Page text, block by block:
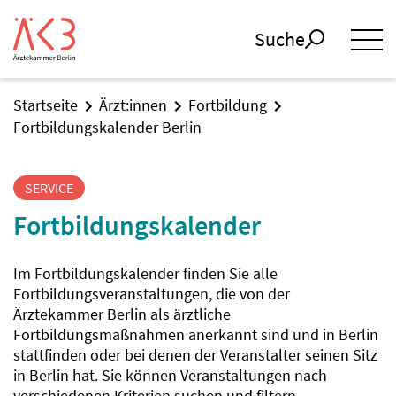
Suche
Startseite Ärzt:innen
Fortbildung
Fortbildungskalender Berlin
SERVICE
Fortbildungskalender
Im Fortbildungskalender finden Sie alle
Fortbildungsveranstaltungen, die von der
Ärztekammer Berlin als ärztliche
Fortbildungsmaßnahmen anerkannt sind und in Berlin
stattfinden oder bei denen der Veranstalter seinen Sitz
in Berlin hat. Sie können Veranstaltungen nach